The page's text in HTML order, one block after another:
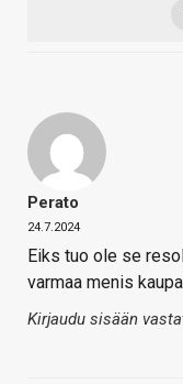
Perato
24.7.2024
Eiks tuo ole se
varmaa menis
Kirjaudu sisään